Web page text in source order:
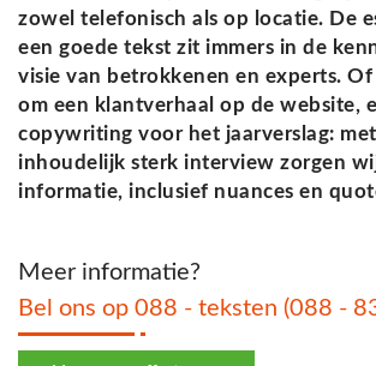
zowel telefonisch als op locatie. De
een goede tekst zit immers in de
visie van betrokkenen en experts.
om een klantverhaal op de website,
copywriting voor het jaarverslag:
inhoudelijk sterk interview zorgen
informatie, inclusief nuances en
Meer informatie?
Bel ons op 088 - teksten (088 -